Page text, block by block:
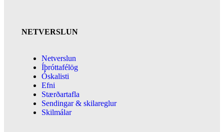
NETVERSLUN
Netverslun
Íþróttafélög
Óskalisti
Efni
Stærðartafla
Sendingar & skilareglur
Skilmálar